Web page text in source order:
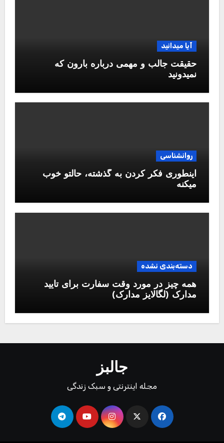
آیا میدانید
حقیقت جالب و مهمی درباره بارون که
نمیدونید
روانشناسی
اینطوری فکر کردن به گذشته، حالتو خوب
میکنه
دسته‌بندی نشده
همه چیز در مورد وقت سفارت برای تایید
مدارک (لگالایز مدارک)
جالبز
مجله اینترنتی و سبک زندگی